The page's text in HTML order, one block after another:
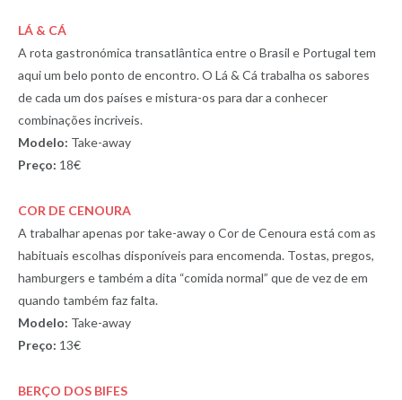
LÁ & CÁ
A rota gastronómica transatlântica entre o Brasil e Portugal tem
aqui um belo ponto de encontro. O Lá & Cá trabalha os sabores
de cada um dos países e mistura-os para dar a conhecer
combinações incriveis.
Modelo: Take-away
Preço: 18€
COR DE CENOURA
A trabalhar apenas por take-away o Cor de Cenoura está com as
habituais escolhas disponíveis para encomenda. Tostas, pregos,
hamburgers e também a dita “comida normal” que de vez de em
quando também faz falta.
Modelo: Take-away
Preço: 13€
BERÇO DOS BIFES